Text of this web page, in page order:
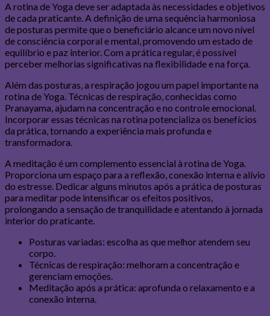
A rotina de Yoga deve ser adaptada às necessidades e objetivos
de cada praticante. A definição de uma sequência harmoniosa
de posturas permite que o beneficiário alcance um novo nível
de consciência corporal e mental, promovendo um estado de
equilíbrio e paz interior. Com a prática regular, é possível
perceber melhorias significativas na flexibilidade e na força.
Além das posturas, a respiração jogou um papel importante na
rotina de Yoga. Técnicas de respiração, conhecidas como
Pranayama, ajudam na concentração e no controle emocional.
Incorporar essas técnicas na rotina potencializa os benefícios
da prática, tornando a experiência mais profunda e
transformadora.
A meditação é um complemento essencial à rotina de Yoga.
Proporciona um espaço para a reflexão, conexão interna e alívio
do estresse. Dedicar alguns minutos após a prática de posturas
para meditar pode intensificar os efeitos positivos,
prolongando a sensação de tranquilidade e atentando à jornada
interior do praticante.
Posturas variadas: escolha as que melhor atendem seu
corpo.
Técnicas de respiração: melhoram a concentração e
gerenciam emoções.
Meditação após a prática: aprofunda o relaxamento e a
conexão interna.